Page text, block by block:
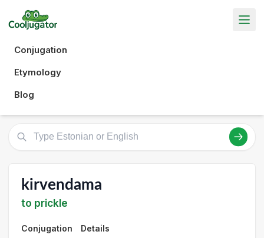
Conjugation
Etymology
Blog
kirvendama
to prickle
Conjugation Details